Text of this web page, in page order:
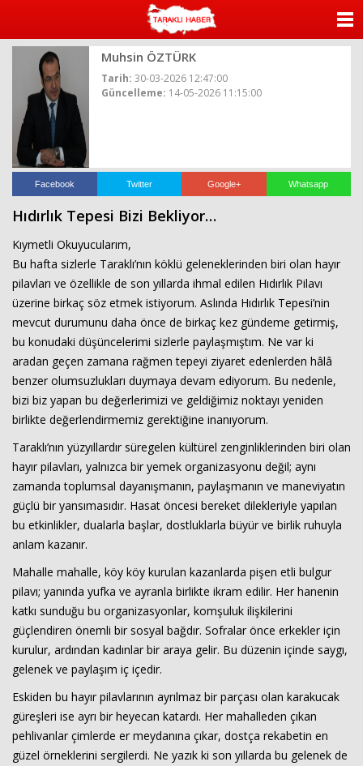
Muhsin ÖZTÜRK
Tarih: 30-03-2026 12:47:00
Güncelleme: 14-05-2026 11:15:00
Facebook Twitter Google+ Whatsapp
Hıdırlık Tepesi Bizi Bekliyor…
Kıymetli Okuyucularım,
Bu hafta sizlerle Taraklı’nın köklü geleneklerinden biri olan hayır
pilavları ve özellikle de son yıllarda ihmal edilen Hıdırlık Pilavı
üzerine birkaç söz etmek istiyorum. Aslında Hıdırlık Tepesi’nin
mevcut durumunu daha önce de birkaç kez gündeme getirmiş,
bu konudaki düşüncelerimi sizlerle paylaşmıştım. Ne var ki
aradan geçen zamana rağmen tepeyi ziyaret edenlerden hâlâ
benzer olumsuzlukları duymaya devam ediyorum. Bu nedenle,
bizi biz yapan bu değerlerimizi ve geldiğimiz noktayı yeniden
birlikte değerlendirmemiz gerektiğine inanıyorum.
Taraklı’nın yüzyıllardır süregelen kültürel zenginliklerinden biri olan
hayır pilavları, yalnızca bir yemek organizasyonu değil; aynı
zamanda toplumsal dayanışmanın, paylaşmanın ve maneviyatın
güçlü bir yansımasıdır. Hasat öncesi bereket dilekleriyle yapılan
bu etkinlikler, dualarla başlar, dostluklarla büyür ve birlik ruhuyla
anlam kazanır.
Mahalle mahalle, köy köy kurulan kazanlarda pişen etli bulgur
pilavı; yanında yufka ve ayranla birlikte ikram edilir. Her hanenin
katkı sunduğu bu organizasyonlar, komşuluk ilişkilerini
güçlendiren önemli bir sosyal bağdır. Sofralar önce erkekler için
kurulur, ardından kadınlar bir araya gelir. Bu düzenin içinde saygı,
gelenek ve paylaşım iç içedir.
Eskiden bu hayır pilavlarının ayrılmaz bir parçası olan karakucak
güreşleri ise ayrı bir heyecan katardı. Her mahalleden çıkan
pehlivanlar çimlerde er meydanına çıkar, dostça rekabetin en
güzel örneklerini sergilerdi. Ne yazık ki son yıllarda bu gelenek de
YAZARLAR
İLETİŞİM
Haberin Doğru Adresi.